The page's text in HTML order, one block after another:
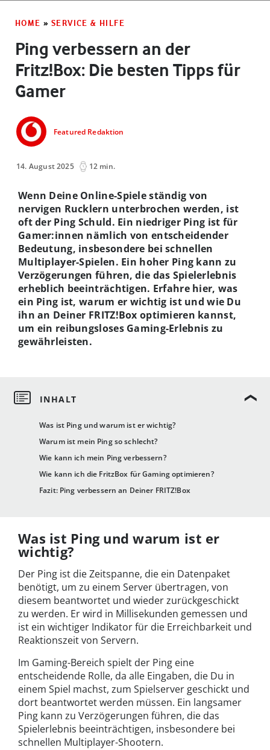
HOME » SERVICE & HILFE
Ping verbessern an der
Fritz!Box: Die besten Tipps für
Gamer
Featured Redaktion
14. August 2025 12 min.
Was ist Ping und warum ist er wichtig?
Warum ist mein Ping so schlecht?
Wie kann ich mein Ping verbessern?
Wie kann ich die FritzBox für Gaming optimieren?
Fazit: Ping verbessern an Deiner FRITZ!Box
Wenn Deine Online-Spiele ständig von
nervigen Rucklern unterbrochen werden, ist
oft der Ping Schuld. Ein niedriger Ping ist für
Gamer:innen nämlich von entscheidender
Bedeutung, insbesondere bei schnellen
Multiplayer-Spielen. Ein hoher Ping kann zu
Verzögerungen führen, die das Spielerlebnis
erheblich beeinträchtigen. Erfahre hier, was
ein Ping ist, warum er wichtig ist und wie Du
ihn an Deiner FRITZ!Box optimieren kannst,
um ein reibungsloses Gaming-Erlebnis zu
gewährleisten.
Was ist Ping und warum ist er
wichtig?
Der Ping ist die Zeitspanne, die ein Datenpaket
benötigt, um zu einem Server übertragen, von
diesem beantwortet und wieder zurückgeschickt
zu werden. Er wird in Millisekunden gemessen und
ist ein wichtiger Indikator für die Erreichbarkeit und
Reaktionszeit von Servern.
Im Gaming-Bereich spielt der Ping eine
entscheidende Rolle, da alle Eingaben, die Du in
einem Spiel machst, zum Spielserver geschickt und
dort beantwortet werden müssen. Ein langsamer
Ping kann zu Verzögerungen führen, die das
Spielerlebnis beeinträchtigen, insbesondere bei
schnellen Multiplayer-Shootern.